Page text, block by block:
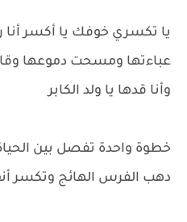
يا تكسري خوفك يا أكسر
عباءتها ومسحت دموعها
وأنا قدها يا ولد الكابر
خطوة واحدة تفصل بين
دهب الفرس الهائج وتكسر